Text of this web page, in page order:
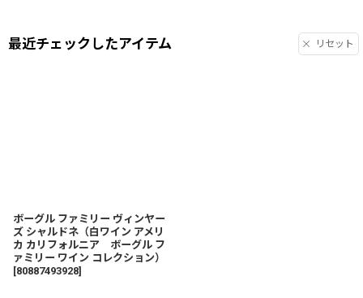
最近チェックしたアイテム リセット
ボーグル ファミリー ヴィンヤー
ズ シャルドネ（白ワイン アメリ
カ カリフォルニア ボーグル フ
ァミリー ワイン コレクション）
[80887493928]